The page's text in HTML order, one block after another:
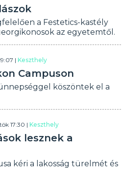
a Festetics-kastély
az egyetemtől.
|Keszthely
Campuson
köszöntek el a
17:30 |Keszthely
lesznek a
kéri a lakosság türelmét és